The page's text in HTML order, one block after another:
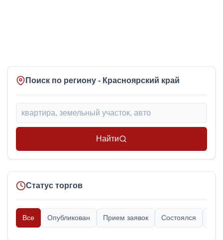
Поиск по региону - Красноярский край
Найти
Статус торгов
Все Опубликован Прием заявок Состоялся